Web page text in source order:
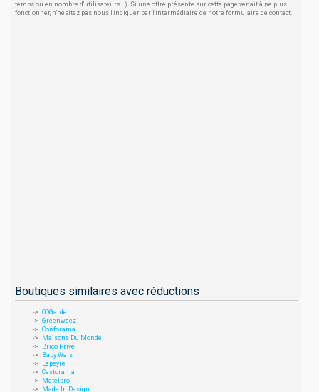
temps ou en nombre d'utilisateurs...). Si une offre présente sur cette page venait à ne plus
fonctionner, n'hésitez pas nous l'indiquer par l'intermédiaire de notre formulaire de contact.
Boutiques similaires avec réductions
OOGarden
Greenweez
Conforama
Maisons Du Monde
Brico Privé
Baby Walz
Lapeyre
Castorama
Matelpro
Made In Design